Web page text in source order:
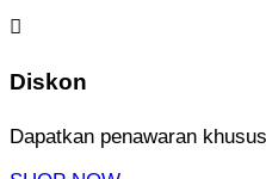

Diskon
Dapatkan penawaran